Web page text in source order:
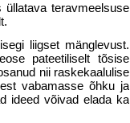
teravmeelsuse
liigset mänglevust.
pateetiliselt tõsise
nii raskekaalulise
vabamasse õhku ja
ideed võivad elada ka